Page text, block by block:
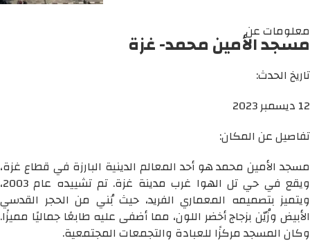
معلومات عن
مسجد الأمين محمد- غزة
تاريخ الحدث:
12 ديسمبر 2023
تفاصيل عن المكان:
مسجد الأمين محمد هو أحد المعالم الدينية البارزة في قطاع غزة،
ويقع في حي تل الهوا غرب مدينة غزة. تم تشييده عام 2003،
ويتميز بتصميمه المعماري الفريد، حيث بُني من الحجر القدسي
الأبيض وزُيّن بزجاج أخضر اللون، مما أضفى عليه طابعًا جماليًا مميزًا.
وكان المسجد مركزًا للعبادة والتجمعات المجتمعية.